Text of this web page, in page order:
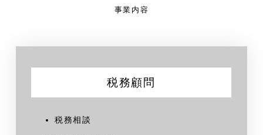
事業内容
税務顧問
税務相談